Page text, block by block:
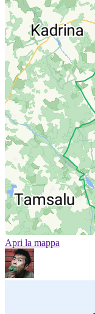
Apri la mappa